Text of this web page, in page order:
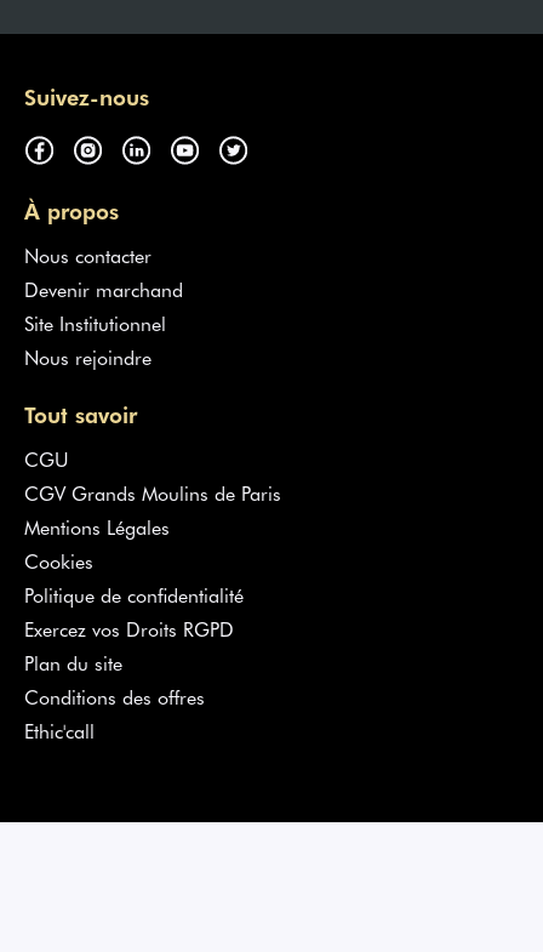
Suivez-nous
À propos
Nous contacter
Devenir marchand
Site Institutionnel
Nous rejoindre
Tout savoir
CGU
CGV Grands Moulins de Paris
Mentions Légales
Cookies
Politique de confidentialité
Exercez vos Droits RGPD
Plan du site
Conditions des offres
Ethic'call